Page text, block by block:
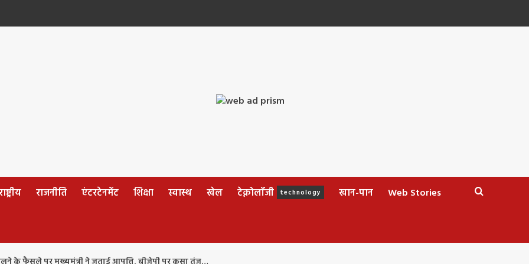
राजनीति एंटरटेनमेंट शिक्षा स्वास्थ खेल टेक्नोलॉजी technology खान-पान Web Stories